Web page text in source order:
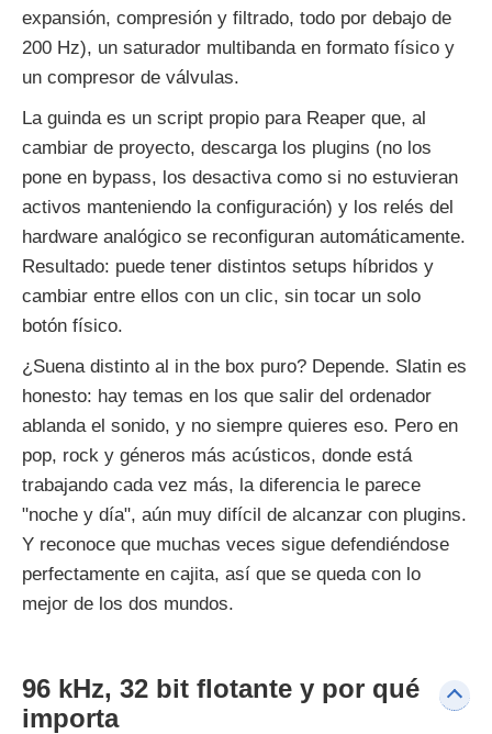
expansión, compresión y filtrado, todo por debajo de
200 Hz), un saturador multibanda en formato físico y
un compresor de válvulas.
La guinda es un script propio para Reaper que, al
cambiar de proyecto, descarga los plugins (no los
pone en bypass, los desactiva como si no estuvieran
activos manteniendo la configuración) y los relés del
hardware analógico se reconfiguran automáticamente.
Resultado: puede tener distintos setups híbridos y
cambiar entre ellos con un clic, sin tocar un solo
botón físico.
¿Suena distinto al in the box puro? Depende. Slatin es
honesto: hay temas en los que salir del ordenador
ablanda el sonido, y no siempre quieres eso. Pero en
pop, rock y géneros más acústicos, donde está
trabajando cada vez más, la diferencia le parece
"noche y día", aún muy difícil de alcanzar con plugins.
Y reconoce que muchas veces sigue defendiéndose
perfectamente en cajita, así que se queda con lo
mejor de los dos mundos.
96 kHz, 32 bit flotante y por qué
importa